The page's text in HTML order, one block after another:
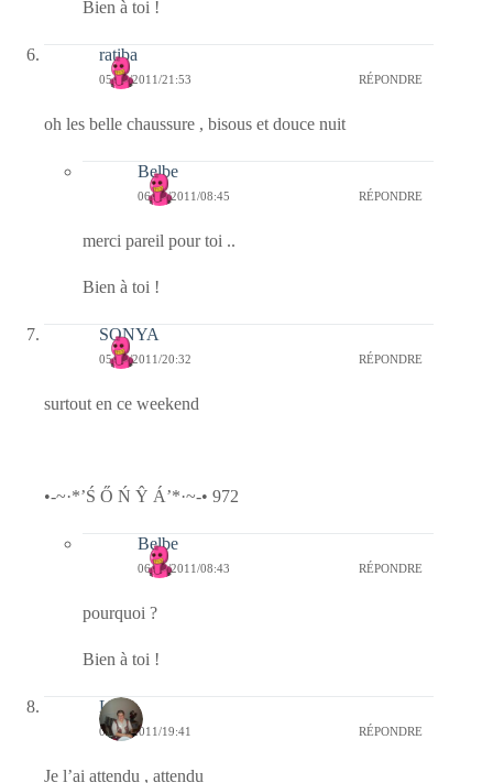
Bien à toi !
ratiba
05/02/2011/21:53 RÉPONDRE
oh les belle chaussure , bisous et douce nuit
Belbe
06/02/2011/08:45 RÉPONDRE
merci pareil pour toi ..
Bien à toi !
SONYA
05/02/2011/20:32 RÉPONDRE
surtout en ce weekend
•-~·*’Ś Ő Ń Ŷ Á’*·~-• 972
Belbe
06/02/2011/08:43 RÉPONDRE
pourquoi ?
Bien à toi !
Lucia
05/02/2011/19:41 RÉPONDRE
Je l’ai attendu , attendu